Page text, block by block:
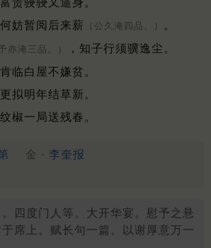
贵骎骎又逼身。
妨暂阅后来薪
（公久淹四品。） 。
予亦淹三品。）
，知子行须骥逸尘。
临白屋不嫌贫。
拟明年结草新。
椒一局送残春。
金 · 李奎报
四度门人等。大开华宴。慰予之悬
席上。赋长句一篇。以谢厚意万一